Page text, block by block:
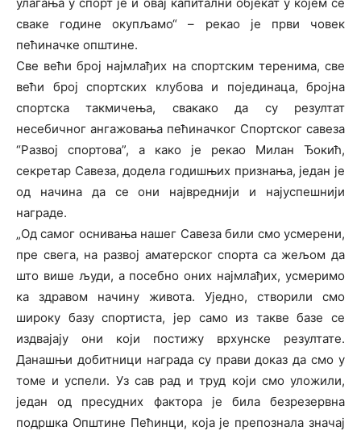
сваке године окупљамо“ – рекао је први човек
пећиначке општине.
Све већи број најмлађих на спортским теренима, све
већи број спортских клубова и појединаца, бројна
спортска такмичења, свакако да су резултат
несебичног ангажовања пећиначког Спортског савеза
“Развој спортова”, а како је рекао Милан Ђокић,
секретар Савеза, додела годишњих признања, један је
од начина да се они највреднији и најуспешнији
награде.
„Од самог оснивања нашег Савеза били смо усмерени,
пре свега, на развој аматерског спорта са жељом да
што више људи, а посебно оних најмлађих, усмеримо
ка здравом начину живота. Уједно, створили смо
широку базу спортиста, јер само из такве базе се
издвајају они који постижу врхунске резултате.
Данашњи добитници награда су прави доказ да смо у
томе и успели. Уз сав рад и труд који смо уложили,
један од пресудних фактора је била безрезервна
подршка Општине Пећинци, која је препознала значај